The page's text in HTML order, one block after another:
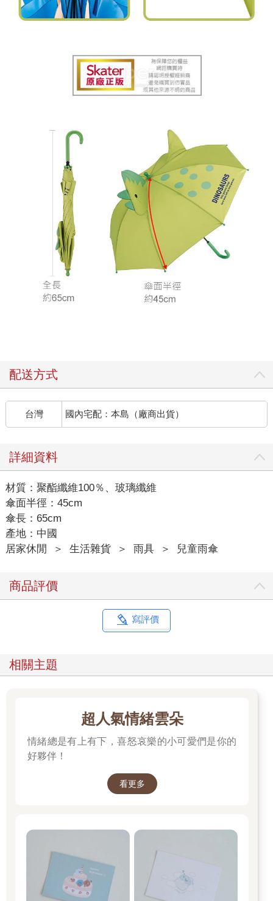
配送方式
台灣 國內宅配：本島（廠商出貨）
詳細資料
材質：聚酯纖維100％、玻璃纖維
傘面半徑：45cm
傘長：65cm
產地：中國
居家休閒
＞ 生活雜貨 ＞ 雨具 ＞ 兒童雨傘
商品評價
寫評價
相關主題
超人氣情緒雲朵
情緒總是有上有下，喜怒哀樂的小可愛們是你的
好夥伴！
看更多